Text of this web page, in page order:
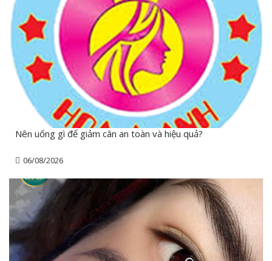
Nên uống gì để giảm cân an toàn và hiệu quả?
06/08/2026